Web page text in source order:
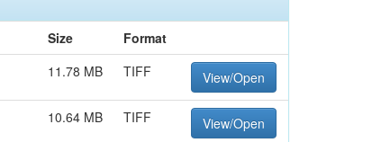
Size
Format
11.78 MB TIFF View/Open
10.64 MB TIFF View/Open